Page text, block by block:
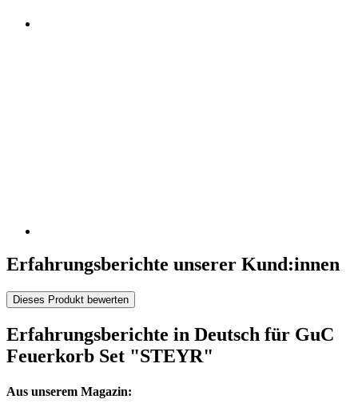
Erfahrungsberichte unserer Kund:innen
Dieses Produkt bewerten
Erfahrungsberichte in Deutsch für GuC
Feuerkorb Set "STEYR"
Aus unserem Magazin: